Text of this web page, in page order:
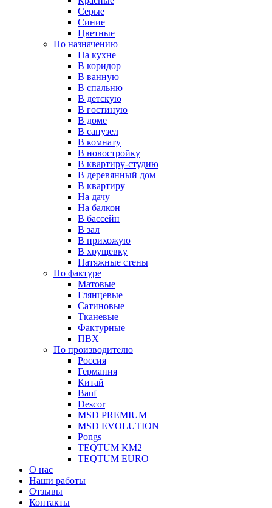
Серые
Синие
Цветные
По назначению
На кухне
В коридор
В ванную
В спальню
В детскую
В гостиную
В доме
В санузел
В комнату
В новостройку
В квартиру-студию
В деревянный дом
В квартиру
На дачу
На балкон
В бассейн
В зал
В прихожую
В хрущевку
Натяжные стены
По фактуре
Матовые
Глянцевые
Сатиновые
Тканевые
Фактурные
ПВХ
По производителю
Россия
Германия
Китай
Вauf
Descor
MSD PREMIUM
MSD EVOLUTION
Pongs
TEQTUM KM2
TEQTUM EURO
О нас
Наши работы
Отзывы
Контакты